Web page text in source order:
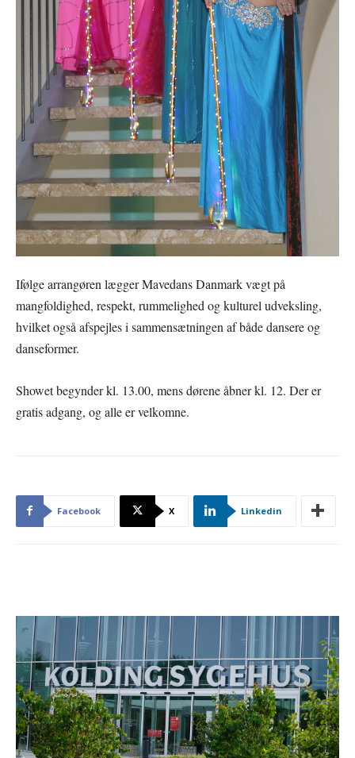
Ifølge arrangøren lægger Mavedans Danmark vægt på
mangfoldighed, respekt, rummelighed og kulturel udveksling,
hvilket også afspejles i sammensætningen af både dansere og
danseformer.
Showet begynder kl. 13.00, mens dørene åbner kl. 12. Der er
gratis adgang, og alle er velkomne.
Facebook X Linkedin